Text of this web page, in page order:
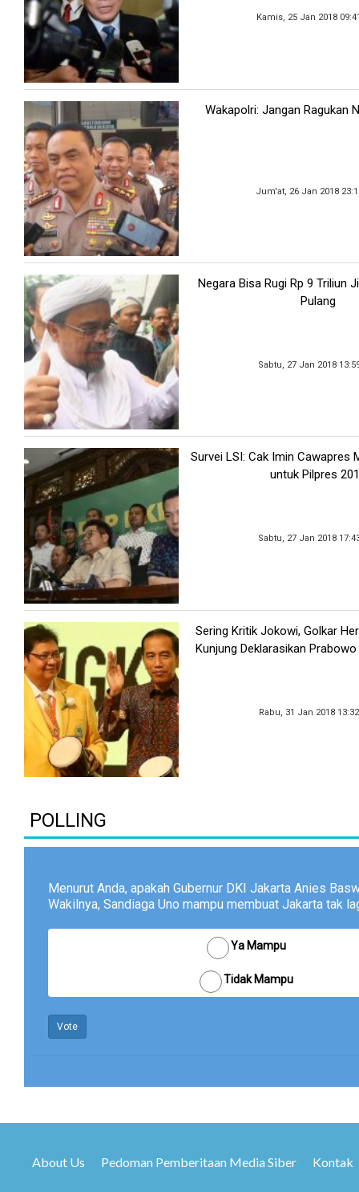
Kamis, 25 Jan 2018
Wakapolri: Jangan Ragukan
Jum'at, 26 Jan 2018
Negara Bisa Rugi Rp 9 Triliun
Pulang
Sabtu, 27 Jan 2018
Survei LSI: Cak Imin Cawapres
untuk Pilpres
Sabtu, 27 Jan 2018
Sering Kritik Jokowi, Golkar
Kunjung Deklarasikan
Rabu, 31 Jan 2018
POLLING
Menurut Anda, apakah Gubernur DKI Jakarta Anies
Wakilnya, Sandiaga Uno mampu membuat Jakarta tak
Ya Mampu
Tidak Mampu
Vote
About Us Pedoman Pemberitaan Media Siber Kontak